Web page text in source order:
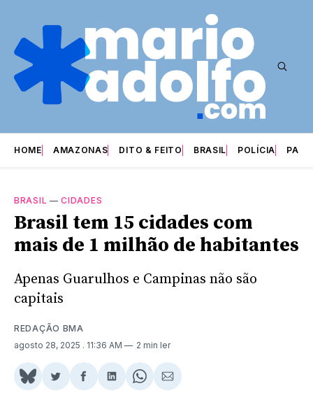
HOME AMAZONAS DITO & FEITO BRASIL POLÍCIA
BRASIL —CIDADES
Brasil tem 15 cidades com
mais de 1 milhão de habitantes
Apenas Guarulhos e Campinas não são
capitais
REDAÇÃO BMA
agosto 28, 2025 . 11:36 AM 2 min ler
ShareCompartilhar
Compartilhar
Compartilhar
ShareCompartilhar